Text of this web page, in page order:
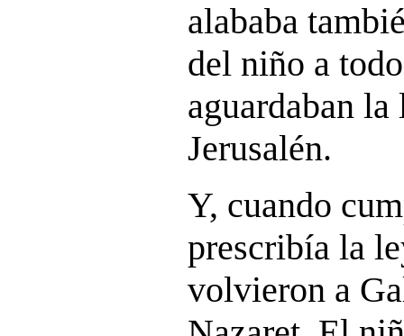
alababa
del niño a
aguardaban
Jerusalén.
Y, cuando
prescribía la
volvieron a